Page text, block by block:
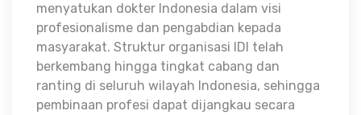
menyatukan dokter Indonesia dalam visi
profesionalisme dan pengabdian kepada
masyarakat. Struktur organisasi IDI telah
berkembang hingga tingkat cabang dan
ranting di seluruh wilayah Indonesia, sehingga
pembinaan profesi dapat dijangkau secara